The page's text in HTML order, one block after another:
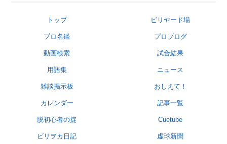
トップ ビリヤード場
プロ名鑑 プロブログ
動画検索 試合結果
用語集 ニュース
雑談掲示板 おしえて！
カレンダー 記事一覧
脱初心者の掟 Cuetube
ビリヲカ日記 虚球新聞